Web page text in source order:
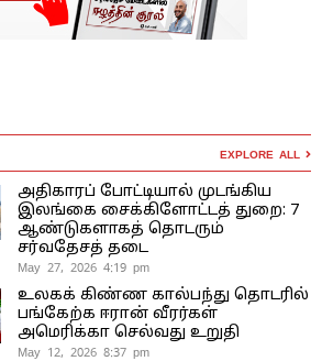
EXPLORE ALL
அதிகாரப் போட்டியால் முடங்கிய
இலங்கை சைக்கிளோட்டத் துறை: 7
ஆண்டுகளாகத் தொடரும்
சர்வதேசத் தடை
May 27, 2026 4:19 pm
உலகக் கிண்ண கால்பந்து தொடரில்
பங்கேற்க ஈரான் வீரர்கள்
அமெரிக்கா செல்வது உறுதி
May 12, 2026 8:37 pm